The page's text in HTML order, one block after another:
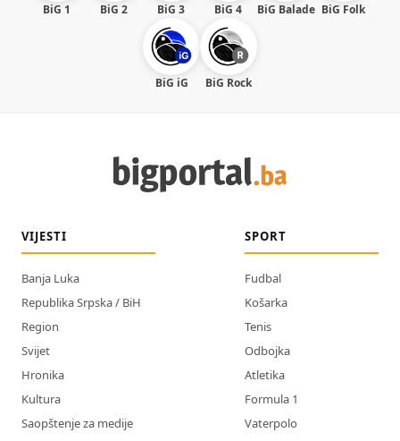
BiG 1 BiG 2 BiG 3 BiG 4 BiG Balade BiG Folk
BiG iG BiG Rock
VIJESTI
Banja Luka
Republika Srpska / BiH
Region
Svijet
Hronika
Kultura
Saopštenje za medije
SPORT
Fudbal
Košarka
Tenis
Odbojka
Atletika
Formula 1
Vaterpolo